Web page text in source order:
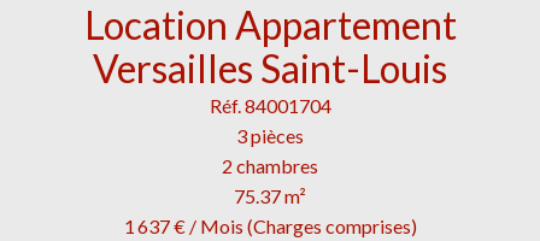
Location Appartement
Versailles Saint-Louis
Réf. 84001704
3 pièces
2 chambres
75.37 m²
1 637 € / Mois (Charges comprises)